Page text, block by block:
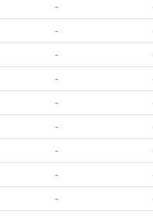
-
-
-
-
-
-
-
-
-